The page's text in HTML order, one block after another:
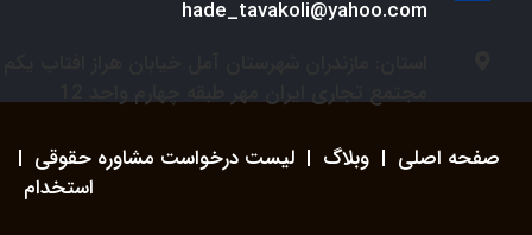
hade_tavakoli@yahoo.com
صفحه اصلی | وبلاگ | لیست درخواست مشاوره حقوقی |
استخدام